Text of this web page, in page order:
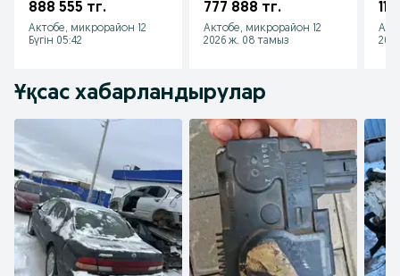
888 555 тг.
Актобе, микрорайон 12
Бүгін 05:42
777 888 тг.
Актобе, микрорайон 12
2026 ж. 08 тамыз
Ұқсас хабарландырулар